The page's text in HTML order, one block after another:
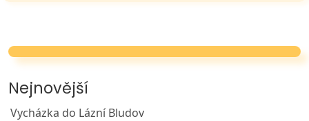
Nejnovější
Vycházka do Lázní Bludov